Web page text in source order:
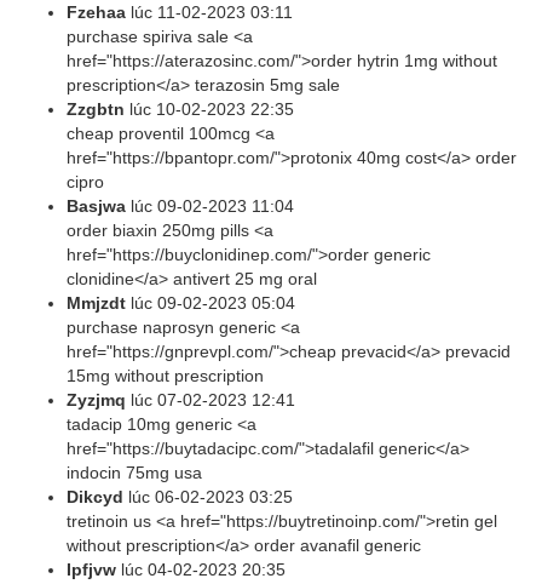
Fzehaa lúc 11-02-2023 03:11
purchase spiriva sale <a
href="https://aterazosinc.com/">order hytrin 1mg without
prescription</a> terazosin 5mg sale
Zzgbtn lúc 10-02-2023 22:35
cheap proventil 100mcg <a
href="https://bpantopr.com/">protonix 40mg cost</a> order
cipro
Basjwa lúc 09-02-2023 11:04
order biaxin 250mg pills <a
href="https://buyclonidinep.com/">order generic
clonidine</a> antivert 25 mg oral
Mmjzdt lúc 09-02-2023 05:04
purchase naprosyn generic <a
href="https://gnprevpl.com/">cheap prevacid</a> prevacid
15mg without prescription
Zyzjmq lúc 07-02-2023 12:41
tadacip 10mg generic <a
href="https://buytadacipc.com/">tadalafil generic</a>
indocin 75mg usa
Dikcyd lúc 06-02-2023 03:25
tretinoin us <a href="https://buytretinoinp.com/">retin gel
without prescription</a> order avanafil generic
Ipfjvw lúc 04-02-2023 20:35